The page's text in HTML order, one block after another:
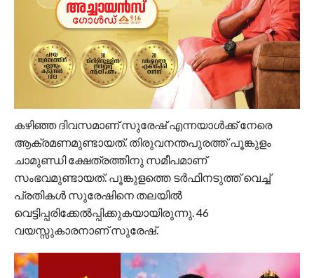
കഴിഞ്ഞ ദിവസമാണ് സുരേഷ് എന്നയാള്‍ക്ക് നേരെ
ആക്രമണമുണ്ടായത്. തിരുവനന്തപുരത്ത് പൂങ്കുളം
ചാമുണ്ഡി ക്ഷേത്രത്തിനു സമീപമാണ്
സംഭവമുണ്ടായത്. പൂങ്കുളത്തെ ടര്‍ഫിനടുത്ത് വെച്ച്
പ്രതികള്‍ സുരേഷിനെ തലയില്‍
വെട്ടിപ്പരിക്കേല്‍പ്പിക്കുകയായിരുന്നു. 46
വയസ്സുകാരനാണ് സുരേഷ്.